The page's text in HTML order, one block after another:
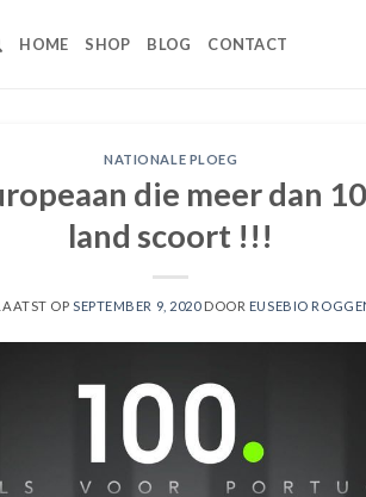
HOME SHOP BLOG CONTACT
NATIONALE PLOEG
die meer dan
land scoort !!!
OP SEPTEMBER 9, 2020 DOOR EUSEBIO